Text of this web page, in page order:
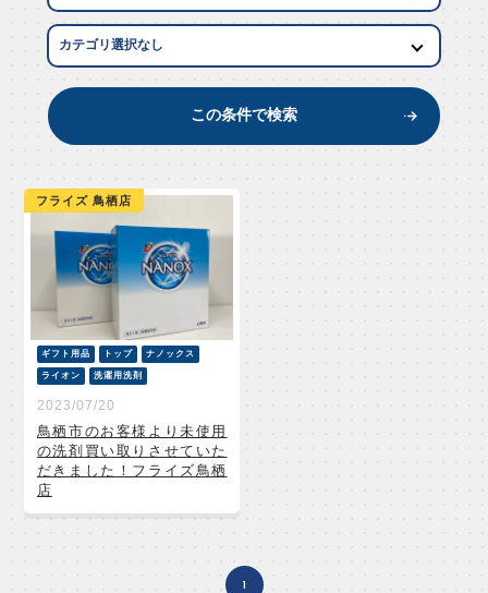
この条件で検索
フライズ 鳥栖店
ギフト用品 トップ ナノックス
ライオン 洗濯用洗剤
2023/07/20
鳥栖市のお客様より未使用
の洗剤買い取りさせていた
だきました！フライズ鳥栖
店
1